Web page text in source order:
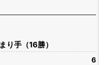
り手（16勝）
6